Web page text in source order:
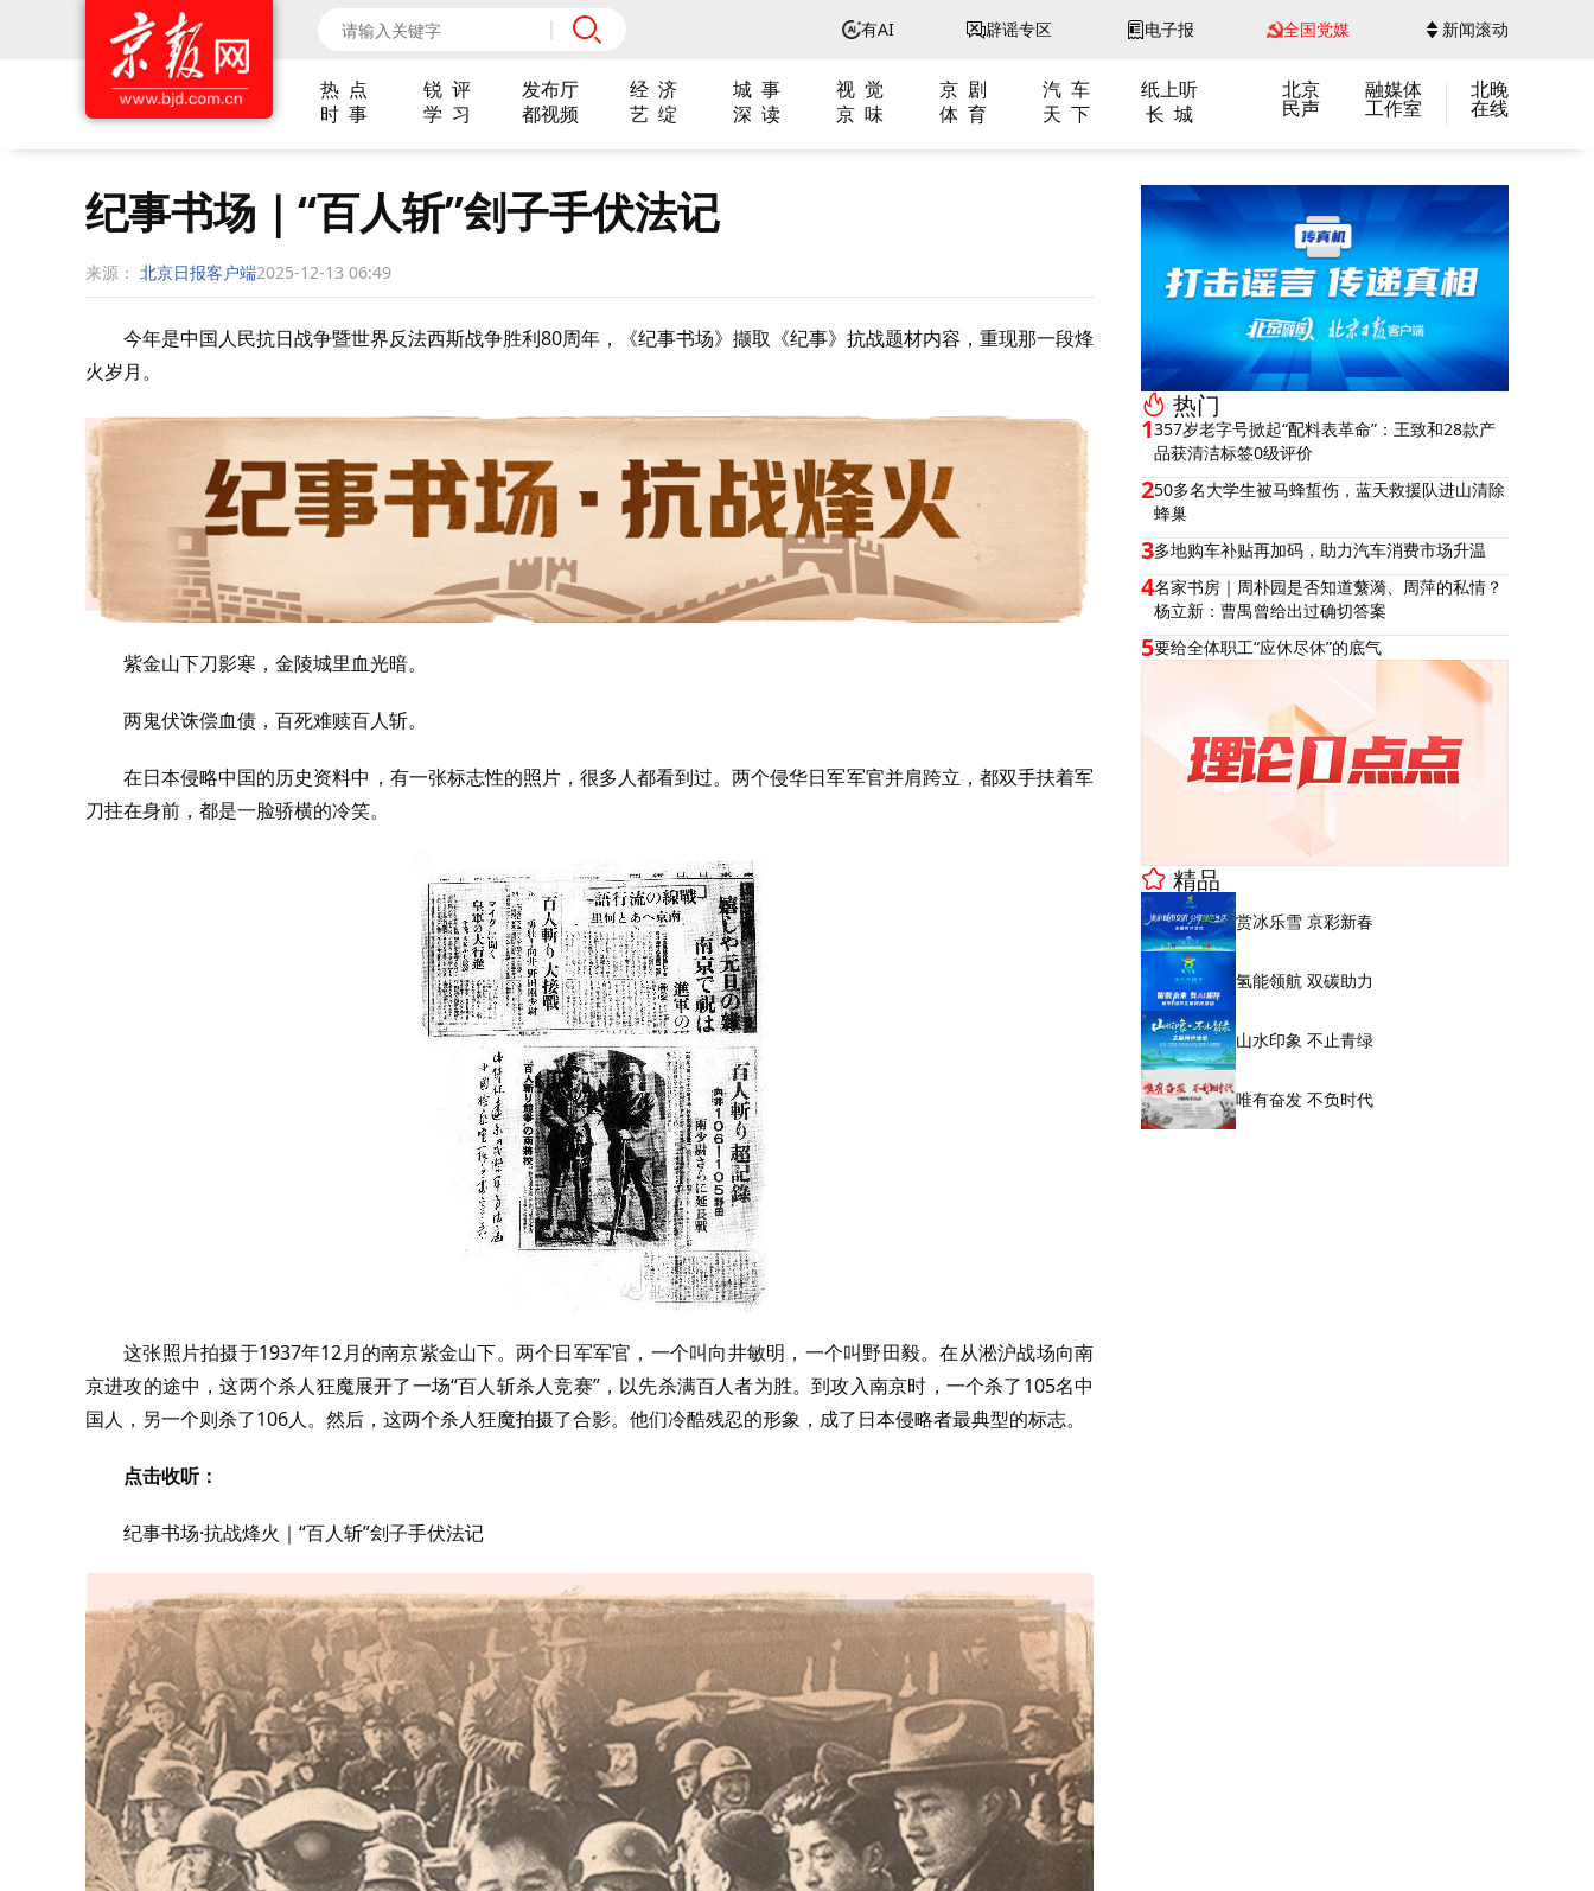
有AI 辟谣专区 电子报 全国党媒 新闻滚动
热 点 锐 评 发布厅 经 济 城 事 视 觉 京 剧 汽 车
纸上听
时 事
学 习 都视频 艺 绽 深 读 京 味 体 育 天 下 长 城
北京
民声
融媒体
工作室
北晚
在线
纪事书场｜“百人斩”刽子手伏法记
来源： 北京日报客户端2025-12-13 06:49
今年是中国人民抗日战争暨世界反法西斯战争胜利80周年，《纪事书场》撷取《纪事》抗战题材内容，重现那一段烽
火岁月。
紫金山下刀影寒，金陵城里血光暗。
两鬼伏诛偿血债，百死难赎百人斩。
在日本侵略中国的历史资料中，有一张标志性的照片，很多人都看到过。两个侵华日军军官并肩跨立，都双手扶着军
刀拄在身前，都是一脸骄横的冷笑。
这张照片拍摄于1937年12月的南京紫金山下。两个日军军官，一个叫向井敏明，一个叫野田毅。在从淞沪战场向南
京进攻的途中，这两个杀人狂魔展开了一场“百人斩杀人竞赛”，以先杀满百人者为胜。到攻入南京时，一个杀了105名中
国人，另一个则杀了106人。然后，这两个杀人狂魔拍摄了合影。他们冷酷残忍的形象，成了日本侵略者最典型的标志。
点击收听：
纪事书场·抗战烽火｜“百人斩”刽子手伏法记
热门
1357岁老字号掀起“配料表革命”：王致和28款产
品获清洁标签0级评价
250多名大学生被马蜂蜇伤，蓝天救援队进山清除
蜂巢
3多地购车补贴再加码，助力汽车消费市场升温
4名家书房｜周朴园是否知道蘩漪、周萍的私情？
杨立新：曹禺曾给出过确切答案
5要给全体职工“应休尽休”的底气
精品
赏冰乐雪 京彩新春
氢能领航 双碳助力
山水印象 不止青绿
唯有奋发 不负时代